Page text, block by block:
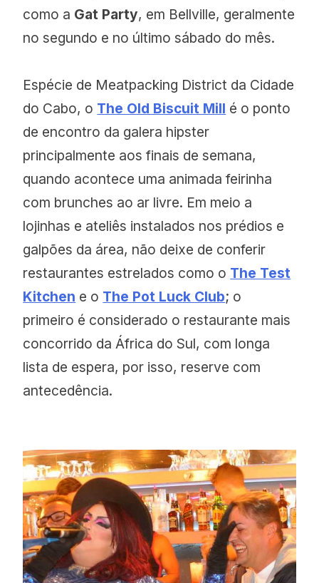
como a Gat Party, em Bellville, geralmente
no segundo e no último sábado do mês.
Espécie de Meatpacking District da Cidade
do Cabo, o The Old Biscuit Mill é o ponto
de encontro da galera hipster
principalmente aos finais de semana,
quando acontece uma animada feirinha
com brunches ao ar livre. Em meio a
lojinhas e ateliês instalados nos prédios e
galpões da área, não deixe de conferir
restaurantes estrelados como o The Test
Kitchen e o The Pot Luck Club; o
primeiro é considerado o restaurante mais
concorrido da África do Sul, com longa
lista de espera, por isso, reserve com
antecedência.